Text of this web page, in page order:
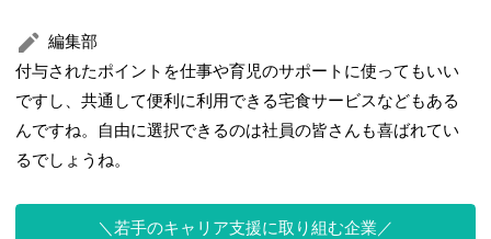
編集部
付与されたポイントを仕事や育児のサポートに使ってもいい
ですし、共通して便利に利用できる宅食サービスなどもある
んですね。自由に選択できるのは社員の皆さんも喜ばれてい
るでしょうね。
若手のキャリア支援に取り組む企業